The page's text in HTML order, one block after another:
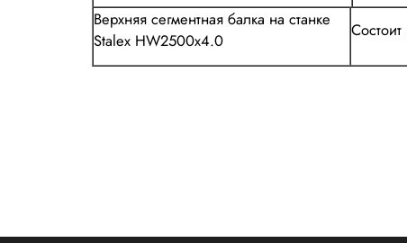
Верхняя сегментная балка на станке
Stalex HW2500х4.0